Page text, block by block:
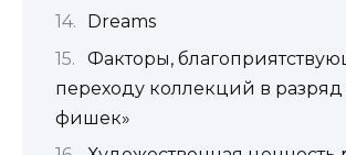
Dreams
Факторы,
переходу коллекций в разряд
фишек»